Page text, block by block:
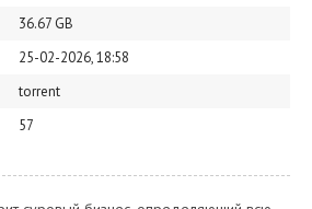
36.67 GB
25-02-2026, 18:58
torrent
57